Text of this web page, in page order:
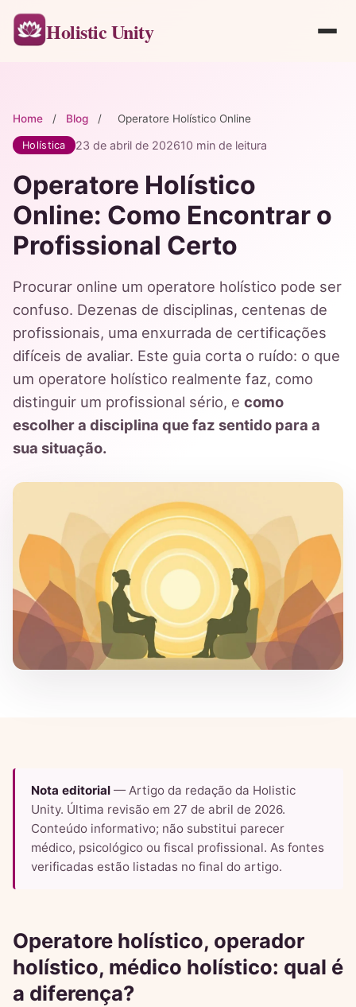
Holistic Unity
Home / Blog / Operatore Holístico Online
Holística 23 de abril de 202610 min de leitura
Operatore Holístico
Online: Como Encontrar o
Profissional Certo
Procurar online um operatore holístico pode ser
confuso. Dezenas de disciplinas, centenas de
profissionais, uma enxurrada de certificações
difíceis de avaliar. Este guia corta o ruído: o que
um operatore holístico realmente faz, como
distinguir um profissional sério, e como
escolher a disciplina que faz sentido para a
sua situação.
Nota editorial — Artigo da redação da Holistic
Unity. Última revisão em 27 de abril de 2026.
Conteúdo informativo; não substitui parecer
médico, psicológico ou fiscal profissional. As fontes
verificadas estão listadas no final do artigo.
Operatore holístico, operador
holístico, médico holístico: qual é
a diferença?